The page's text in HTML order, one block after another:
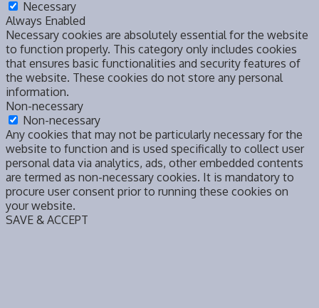
Necessary
Always Enabled
Necessary cookies are absolutely essential for the website
to function properly. This category only includes cookies
that ensures basic functionalities and security features of
the website. These cookies do not store any personal
information.
Non-necessary
Non-necessary
Any cookies that may not be particularly necessary for the
website to function and is used specifically to collect user
personal data via analytics, ads, other embedded contents
are termed as non-necessary cookies. It is mandatory to
procure user consent prior to running these cookies on
your website.
SAVE & ACCEPT